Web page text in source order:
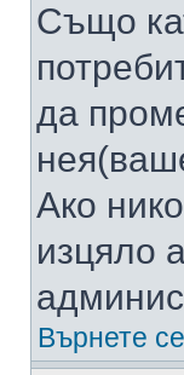
Също
да
Ако
изцяло
Върнете